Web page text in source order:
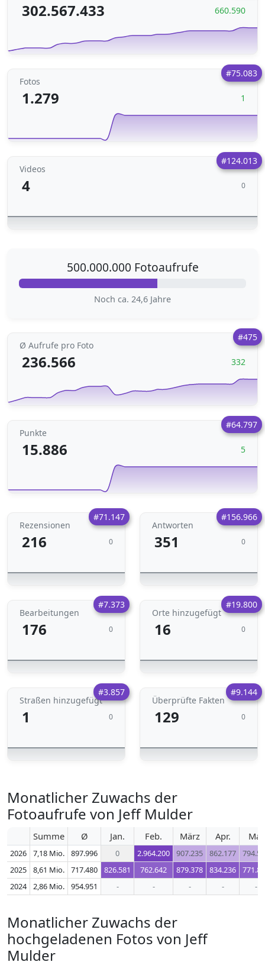
302.567.433 660.590
#75.083
Fotos
1.279 1
#124.013
Videos
4 0
500.000.000 Fotoaufrufe
Noch ca. 24,6 Jahre
#475
Ø Aufrufe pro Foto
236.566 332
#64.797
Punkte
15.886 5
#71.147
Rezensionen
216 0
#156.966
Antworten
351 0
#7.373
Bearbeitungen
176 0
#19.800
Orte hinzugefügt
16 0
#3.857
Straßen hinzugefügt
1 0
#9.144
Überprüfte Fakten
129 0
Monatlicher Zuwachs der
Fotoaufrufe von Jeff Mulder
Summe Ø Jan. Feb. März Apr. Mai
2026 7,18 Mio. 897.996 0 2.964.200 907.235 862.177
2025
8,61 Mio. 717.480 826.581 762.642 879.378 834.236
2024
2,86 Mio. 954.951 - - - - -
Monatlicher Zuwachs der
hochgeladenen Fotos von Jeff
Mulder